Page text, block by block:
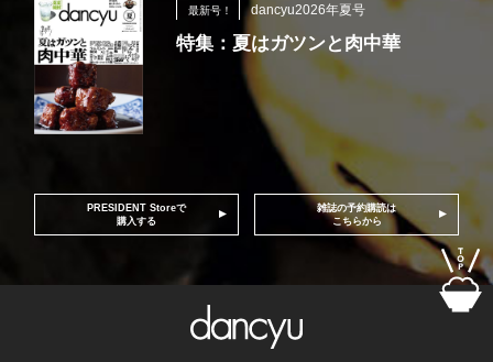
最新号！ dancyu2026年夏号
特集：夏はガツンと肉中華
PRESIDENT Storeで
購入する
雑誌の予約購読は
こちらから